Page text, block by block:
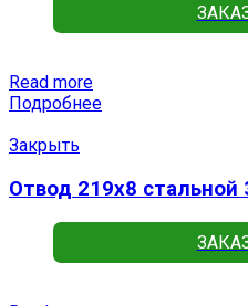
Read more
Подробнее
Закрыть
Отвод 219х8 стальной